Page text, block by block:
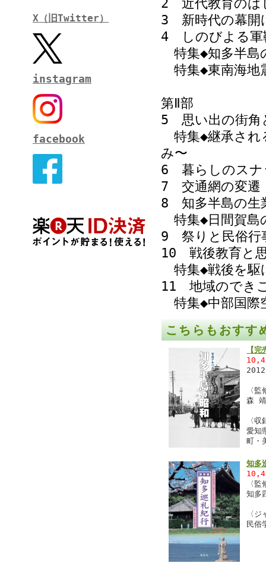
X（旧Twitter）
instagram
facebook
2 近代教育のは
3 新時代の幕開
4 しのびよる軍
特集◆知多半島
特集◆東南海地
第Ⅱ部
5 思い出の街角
特集◆継承され
み〜
6 暮らしのスナ
7 交通網の変遷
8 知多半島の生
特集◆日間賀島
9 祭りと民俗行
10 戦後教育と
特集◆戦後を駆
11 地域のでき
特集◆中部国際
こちらもおすす
【
〈
森
〈
愛知
町・
知多
〈監
知多
〈
民俗